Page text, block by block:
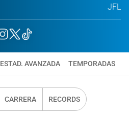
JFL
ESTAD. AVANZADA TEMPORADAS
CARRERA RECORDS